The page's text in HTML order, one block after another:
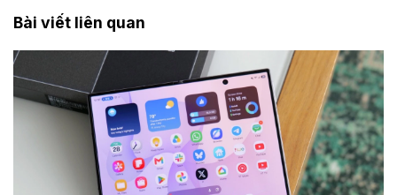
Bài viết liên quan